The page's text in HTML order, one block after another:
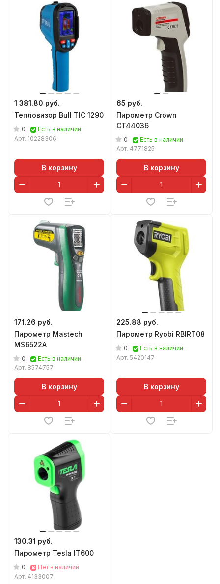
1 381.80 руб.
Тепловизор Bull TIC 1290
0
Есть в наличии
Арт. 10228306
В корзину
65 руб.
Пирометр Crown
CT44036
0
Есть в наличии
Арт. 4771825
В корзину
171.26 руб.
Пирометр Mastech
MS6522A
0
Есть в наличии
Арт. 8574757
В корзину
225.88 руб.
Пирометр Ryobi RBIRT08
0
Есть в наличии
Арт. 5420147
В корзину
130.31 руб.
Пирометр Tesla IT600
0
Нет в наличии
Арт. 4133007